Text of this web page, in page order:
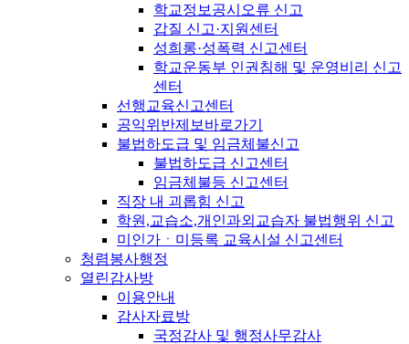
학교정보공시오류 신고
갑질 신고·지원센터
성희롱·성폭력 신고센터
학교운동부 인권침해 및 운영비리 신고
센터
선행교육신고센터
공익위반제보바로가기
불법하도급 및 임금체불신고
불법하도급 신고센터
임금체불등 신고센터
직장 내 괴롭힘 신고
학원,교습소,개인과외교습자 불법행위 신고
미인가ㆍ미등록 교육시설 신고센터
청렴봉사행정
열린감사방
이용안내
감사자료방
국정감사 및 행정사무감사